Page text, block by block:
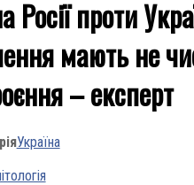
Росії проти
мають не
– експерт
Україна